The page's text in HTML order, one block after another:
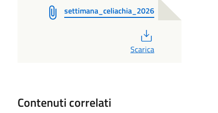
settimana_celiachia_2026
Scarica
Contenuti correlati